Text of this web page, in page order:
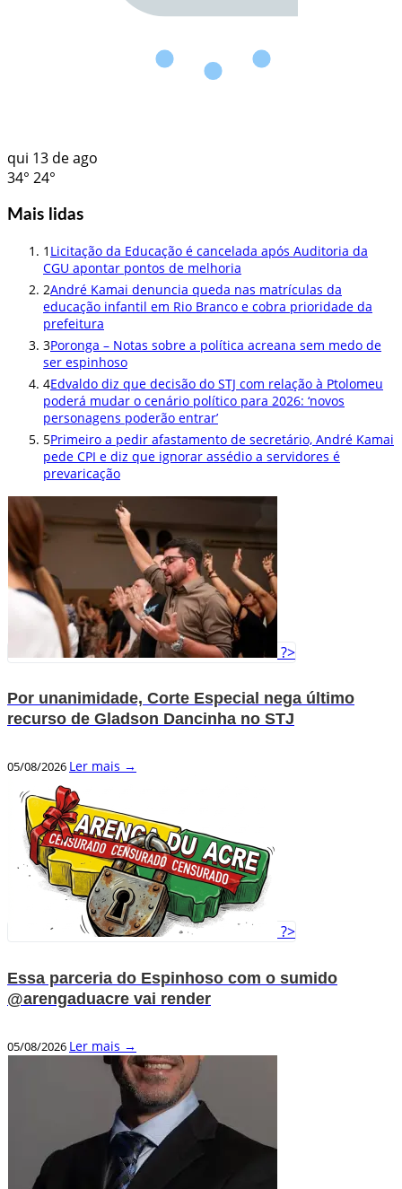
qui 13 de ago
34° 24°
Mais lidas
1 Licitação da Educação é cancelada após Auditoria da
CGU apontar pontos de melhoria
2André Kamai denuncia queda nas matrículas da
educação infantil em Rio Branco e cobra prioridade da
prefeitura
3Poronga – Notas sobre a política acreana sem medo de
ser espinhoso
4Edvaldo diz que decisão do STJ com relação à Ptolomeu
poderá mudar o cenário político para 2026: ‘novos
personagens poderão entrar’
5Primeiro a pedir afastamento de secretário, André Kamai
pede CPI e diz que ignorar assédio a servidores é
prevaricação
?>
Por unanimidade, Corte Especial nega último
recurso de Gladson Dancinha no STJ
05/08/2026 Ler mais →
?>
Essa parceria do Espinhoso com o sumido
@arengaduacre vai render
05/08/2026 Ler mais →